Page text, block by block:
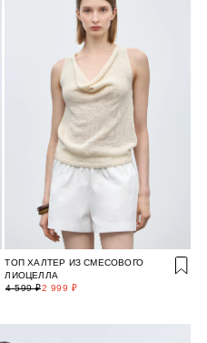
ТОП ХАЛТЕР ИЗ СМЕСОВОГО
ЛИОЦЕЛЛА
2 999 ₽
4 599 ₽